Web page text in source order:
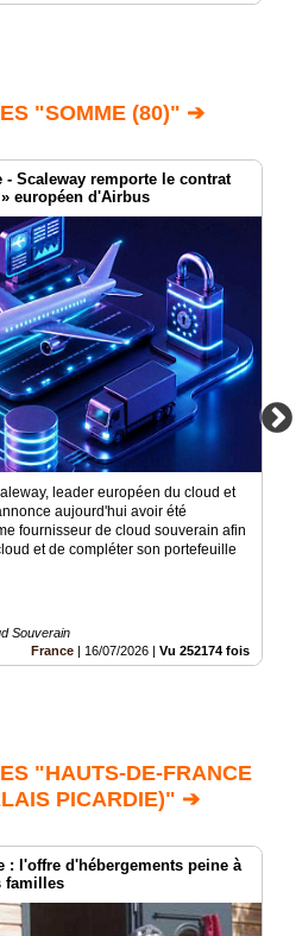
"SOMME (80)" ➔
- Scaleway remporte le contrat
européen d'Airbus
leader européen du cloud et
aujourd'hui avoir été
fournisseur de cloud souverain afin
et de compléter son portefeuille
Souverain
France
16/07/2026 Vu 252174 fois
"HAUTS-DE-FRANCE
PICARDIE)" ➔
: l'offre d'hébergements peine à
familles